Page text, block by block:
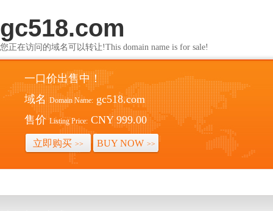
gc518.com
您正在访问的域名可以转让!This domain name is for sale!
一口价出售中！
域名 Domain Name: gc518.com
售价 Listing Price: CNY 999.00
立即购买 >> BUY NOW >>